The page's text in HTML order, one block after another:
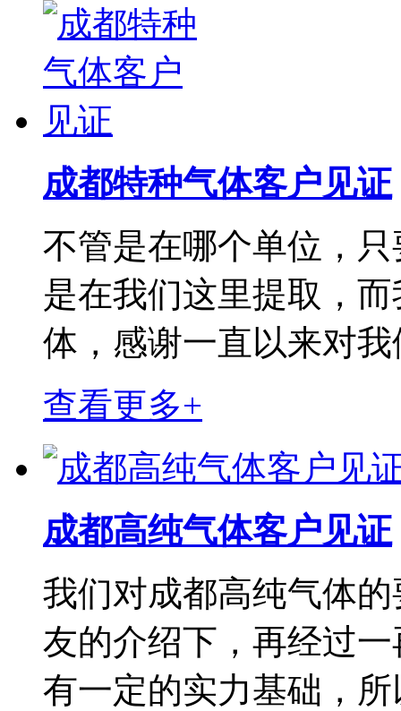
成都特种气体客户见证
不管是在哪个单位，
是在我们这里提取，
体，感谢一直以来对
查看更多+
成都高纯气体客户见证
我们对成都高纯气体
友的介绍下，再经过
有一定的实力基础，